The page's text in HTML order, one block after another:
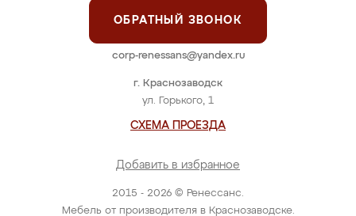
2015 - 2026 © Ренессанс.
Мебель от производителя в Краснозаводске.
г. Краснозаводск
ул. Горького, 1
СХЕМА ПРОЕЗДА
Добавить в избранное
ОБРАТНЫЙ ЗВОНОК
corp-renessans@yandex.ru